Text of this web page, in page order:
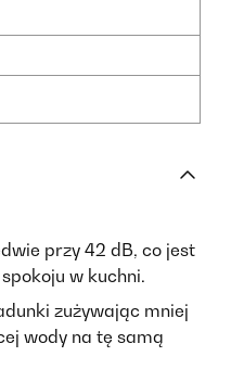
przy 42 dB, co jest
w kuchni.
zużywając mniej
wody na tę samą